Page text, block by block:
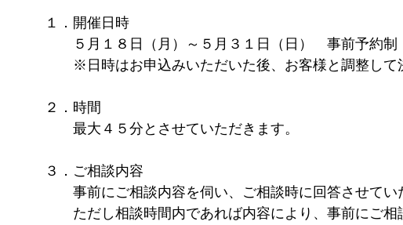
１．開催日時
５月１８日（月）～５月３１日（日）　事前予約制
※日時はお申込みいただいた後、お客様と調整して
２．時間
最大４５分とさせていただきます。
３．ご相談内容
事前にご相談内容を伺い、ご相談時に回答させてい
ただし相談時間内であれば内容により、事前にご相